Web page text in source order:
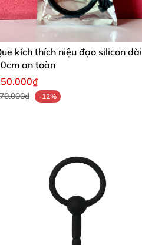
kích thích niệu đạo silicon dài
an toàn
-12%